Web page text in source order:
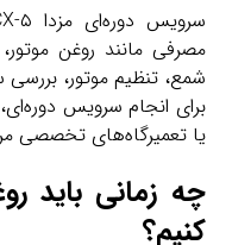
مصرفی مانند روغن
شمع، تنظیم موتور،
برای انجام سرویس
یا تعمیرگاه‌های تخصصی
کنیم؟